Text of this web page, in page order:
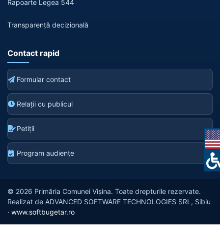
Rapoarte Legea 544
Transparență decizională
Contact rapid
Formular contact
Relații cu publicul
Petiții
Program audiențe
© 2026 Primăria Comunei Vișina. Toate drepturile rezervate.
Realizat de ADVANCED SOFTWARE TECHNOLOGIES SRL, Sibiu
· www.softbugetar.ro